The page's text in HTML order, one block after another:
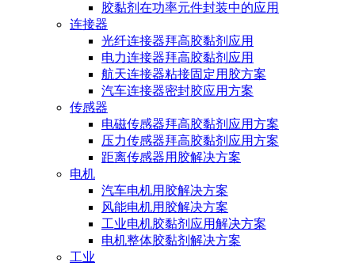
胶黏剂在功率元件封装中的应用
连接器
光纤连接器拜高胶黏剂应用
电力连接器拜高胶黏剂应用
航天连接器粘接固定用胶方案
汽车连接器密封胶应用方案
传感器
电磁传感器拜高胶黏剂应用方案
压力传感器拜高胶黏剂应用方案
距离传感器用胶解决方案
电机
汽车电机用胶解决方案
风能电机用胶解决方案
工业电机胶黏剂应用解决方案
电机整体胶黏剂解决方案
工业